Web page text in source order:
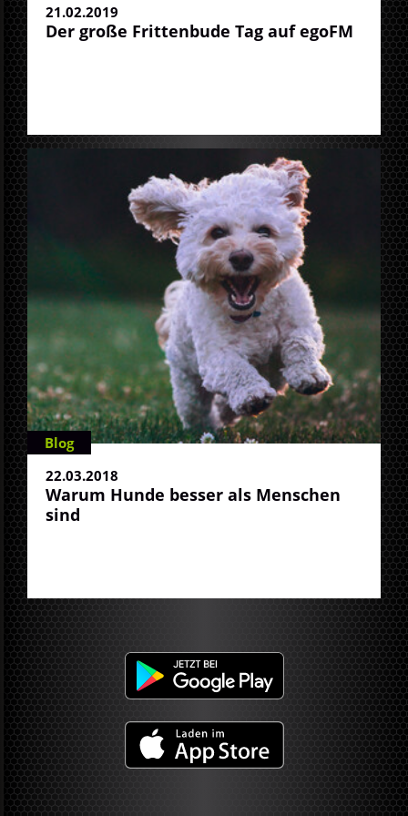
21.02.2019
Der große Frittenbude Tag auf egoFM
Blog
22.03.2018
Warum Hunde besser als Menschen
sind